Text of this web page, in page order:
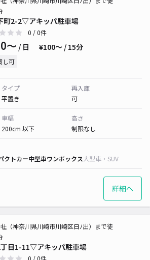
町2-2▽アキッパ駐車場
0 / 0件
〜 / 日 ¥100〜 / 15分
し可
タイプ
平置き
再入庫
可
車幅
200cm 以下
高さ
制限なし
クトカー中型車ワンボックス大型車・SUV
詳細へ
目1-11▽アキッパ駐車場
（神奈川県川崎市川崎区日ﾉ出）まで徒
0 / 0件